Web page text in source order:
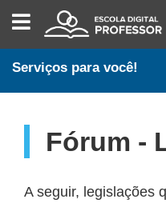
ESCOLA
DIGITAL
-
PROFESSOR
Serviços para você!
Fórum -
A seguir, legislações